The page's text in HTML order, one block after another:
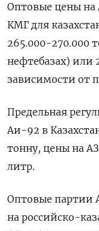
Оптовые цены
КМГ для
265.000-270.000
нефтебазах) или
зависимости от
Предельная
Аи-92 в
тонну, цены на
литр.
Оптовые партии
на российско-